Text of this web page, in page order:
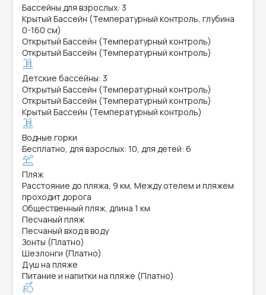
Бассейны для взрослых: 3
Крытый Бассейн (Температурный контроль, глубина
0-160 см)
Открытый Бассейн (Температурный контроль)
Открытый Бассейн (Температурный контроль)
Детские бассейны: 3
Открытый Бассейн (Температурный контроль)
Открытый Бассейн (Температурный контроль)
Крытый Бассейн (Температурный контроль)
Водные горки
Бесплатно, для взрослых: 10, для детей: 6
Пляж
Расстояние до пляжа, 9 км, Между отелем и пляжем
проходит дорога
Общественный пляж, длина 1 км
Песчаный пляж
Песчаный вход в воду
Зонты (Платно)
Шезлонги (Платно)
Душ на пляже
Питание и напитки на пляже (Платно)